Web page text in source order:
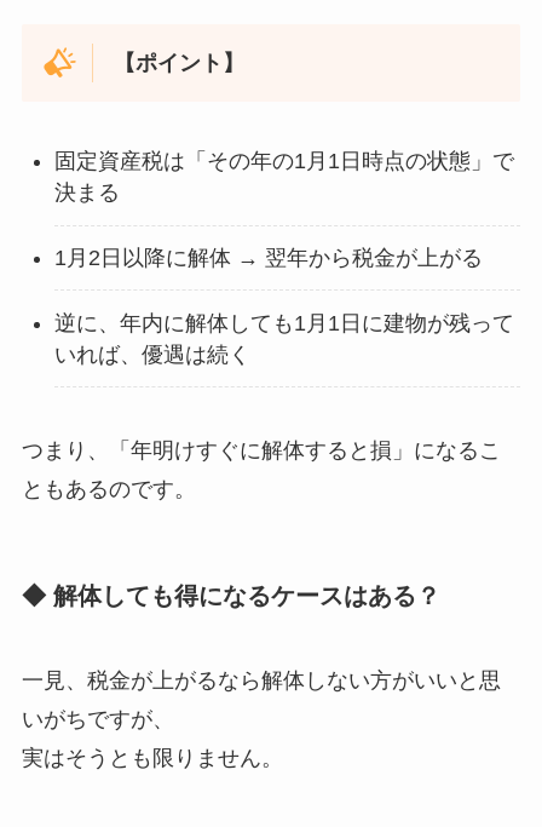
【ポイント】
固定資産税は「その年の1月1日時点の状態」で
決まる
1月2日以降に解体 → 翌年から税金が上がる
逆に、年内に解体しても1月1日に建物が残って
いれば、優遇は続く
つまり、「年明けすぐに解体すると損」になるこ
ともあるのです。
◆ 解体しても得になるケースはある？
一見、税金が上がるなら解体しない方がいいと思
いがちですが、
実はそうとも限りません。